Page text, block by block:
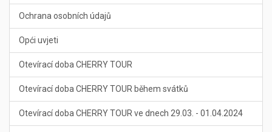
Ochrana osobních údajů
Opći uvjeti
Otevírací doba CHERRY TOUR
Otevírací doba CHERRY TOUR během svátků
Otevírací doba CHERRY TOUR ve dnech 29.03. - 01.04.2024